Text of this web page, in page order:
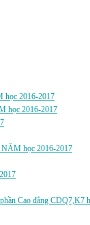
2016-2017
học 2016-2017
học 2016-2017
Cao đẳng CDQ7,K7